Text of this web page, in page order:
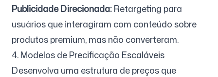
Publicidade Direcionada:Retargeting para
usuários que interagiram com conteúdo sobre
produtos premium, mas não converteram.
4. Modelos de Precificação Escaláveis
Desenvolva uma estrutura de preços que